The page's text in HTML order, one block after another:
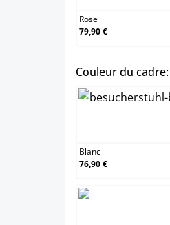
Rose
79,90 €
Couleur du cadre:
Blanc
76,90 €